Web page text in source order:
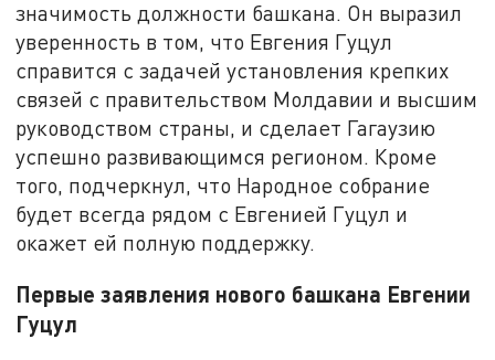
значимость должности башкана. Он выразил
уверенность в том, что Евгения Гуцул
справится с задачей установления крепких
связей с правительством Молдавии и высшим
руководством страны, и сделает Гагаузию
успешно развивающимся регионом. Кроме
того, подчеркнул, что Народное собрание
будет всегда рядом с Евгенией Гуцул и
окажет ей полную поддержку.
Первые заявления нового башкана Евгении
Гуцул